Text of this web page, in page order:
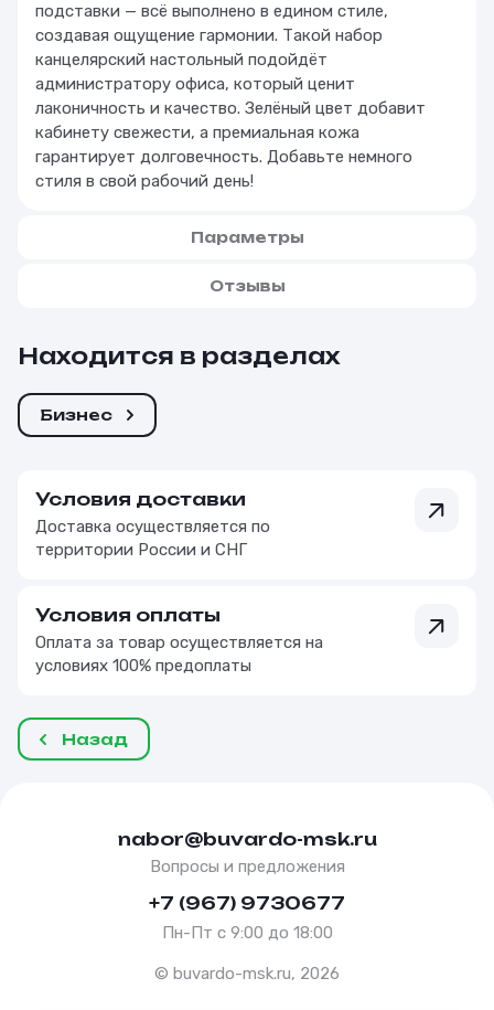
подставки — всё выполнено в едином стиле,
создавая ощущение гармонии. Такой набор
канцелярский настольный подойдёт
администратору офиса, который ценит
лаконичность и качество. Зелёный цвет добавит
кабинету свежести, а премиальная кожа
гарантирует долговечность. Добавьте немного
стиля в свой рабочий день!
Параметры
Отзывы
Находится в разделах
Бизнес
Условия доставки
Доставка осуществляется по
территории России и СНГ
Условия оплаты
Оплата за товар осуществляется на
условиях 100% предоплаты
Назад
nabor@buvardo-msk.ru
Вопросы и предложения
+7 (967) 9730677
Пн-Пт с 9:00 до 18:00
© buvardo-msk.ru, 2026